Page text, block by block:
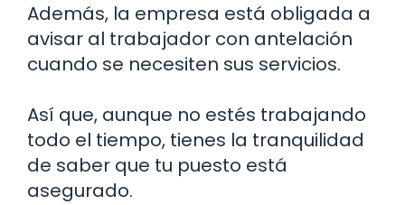
Además, la empresa está obligada a
avisar al trabajador con antelación
cuando se necesiten sus servicios.
Así que, aunque no estés trabajando
todo el tiempo, tienes la tranquilidad
de saber que tu puesto está
asegurado.